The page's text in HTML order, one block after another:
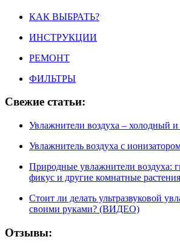
КАК ВЫБРАТЬ?
ИНСТРУКЦИИ
РЕМОНТ
ФИЛЬТРЫ
Свежие статьи:
Увлажнители воздуха – холодный
Увлажнитель воздуха с
Природные увлажнители воздуха:
фикус и другие комнатные
Стоит ли делать ультразвуковой
своими руками? (ВИДЕО)
Отзывы: